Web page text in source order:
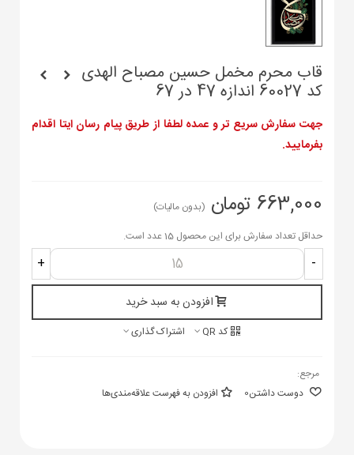
قاب محرم مخمل حسین مصباح الهدی
کد 60027 اندازه 47 در 67
جهت سفارش سریع تر و عمده لطفا از طریق پیام رسان ایتا اقدام
بفرمایید.
663,000 تومان
(بدون مالیات)
حداقل تعداد سفارش برای این محصول 15 عدد است.
-
+
افزودن به سبد خرید
کد QR اشتراک گذاری
مرجع:
دوست داشتن0 افزودن به فهرست علاقه‌مندی‌ها